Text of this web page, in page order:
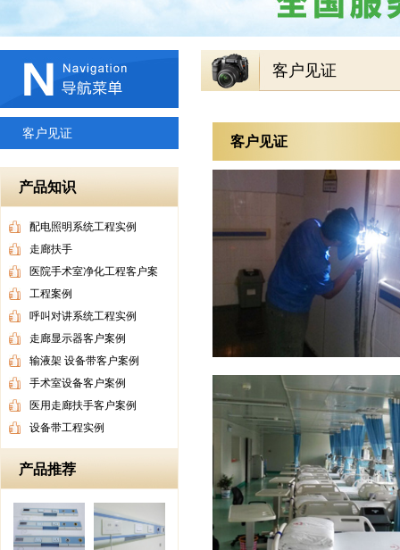
客户见证
产品知识
配电照明系统工程实例
走廊扶手
医院手术室净化工程客户案
工程案例
呼叫对讲系统工程实例
走廊显示器客户案例
输液架 设备带客户案例
手术室设备客户案例
医用走廊扶手客户案例
设备带工程实例
产品推荐
客户见证
客户见证